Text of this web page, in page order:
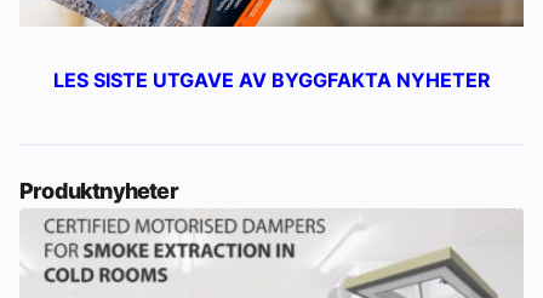
LES SISTE UTGAVE AV BYGGFAKTA NYHETER
Produktnyheter